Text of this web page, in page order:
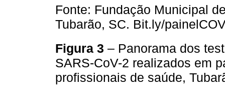
Fonte: Fundação Municipal
Tubarão, SC. Bit.ly/
Figura 3 – Panorama dos
SARS-CoV-2 realizados em
profissionais de saúde,